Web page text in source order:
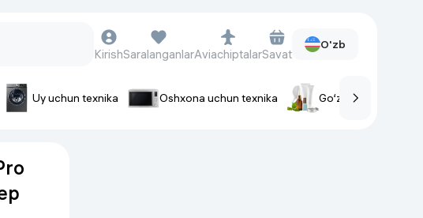
KirishSaralanganlarAviachiptalarSavat
O'zb
Uy uchun texnika Oshxona uchun texnika Go‘zallik va parvarish